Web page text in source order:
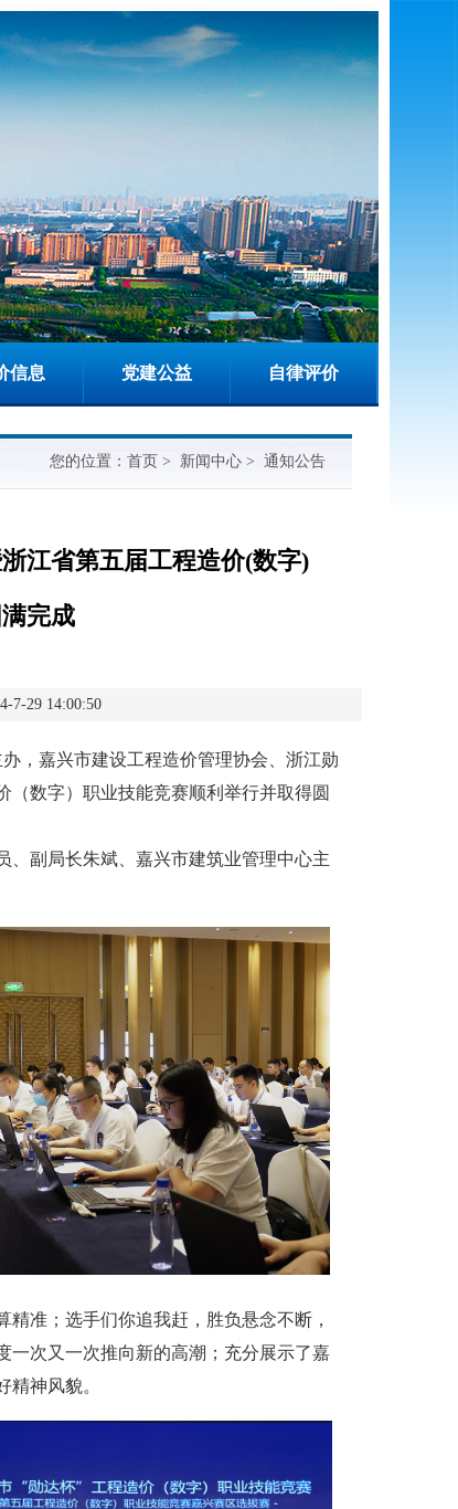
信息 党建公益 自律评价
您的位置： 首页 > 新闻中心 > 通知公告
江省第五届工程造价(数字)
完成
7-29 14:00:50
，嘉兴市建设工程造价管理协会、浙江勋
数字）职业技能竞赛顺利举行并取得圆
副局长朱斌、嘉兴市建筑业管理中心主
准；选手们你追我赶，胜负悬念不断，
一次又一次推向新的高潮；充分展示了嘉
神风貌。